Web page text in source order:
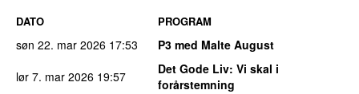
DATO PROGRAM
søn 22. mar 2026 17:53
P3 med Malte August
lør 7. mar 2026 19:57 Det Gode Liv: Vi skal i
forårstemning